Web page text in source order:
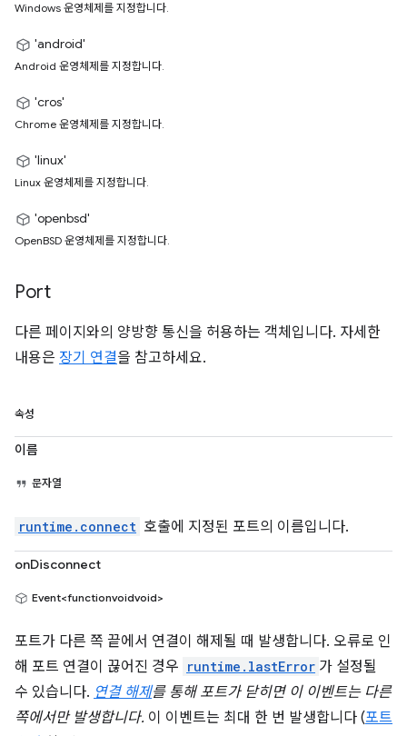
Windows 운영체제를 지정합니다.
'android'
Android 운영체제를 지정합니다.
'cros'
Chrome 운영체제를 지정합니다.
'linux'
Linux 운영체제를 지정합니다.
'openbsd'
OpenBSD 운영체제를 지정합니다.
Port
다른 페이지와의 양방향 통신을 허용하는 객체입니다. 자세한
내용은 장기 연결을 참고하세요.
속성
이름
문자열
runtime.connect 호출에 지정된 포트의 이름입니다.
onDisconnect
Event<functionvoidvoid>
포트가 다른 쪽 끝에서 연결이 해제될 때 발생합니다. 오류로 인
해 포트 연결이 끊어진 경우 runtime.lastError 가 설정될
수 있습니다. 연결 해제를 통해 포트가 닫히면 이 이벤트는 다른
쪽에서만 발생합니다. 이 이벤트는 최대 한 번 발생합니다 (포트